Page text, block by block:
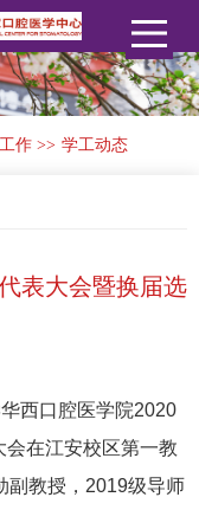
作 >> 学工动态
表大会暨换届选
西口腔医学院2020
在江安校区第一教
副教授，2019级导师